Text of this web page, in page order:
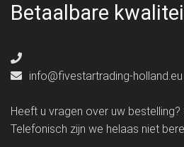
Betaalbare
info@fivestartrading-holland.eu
Heeft u vragen over uw bestelling?
Telefonisch zijn we helaas niet